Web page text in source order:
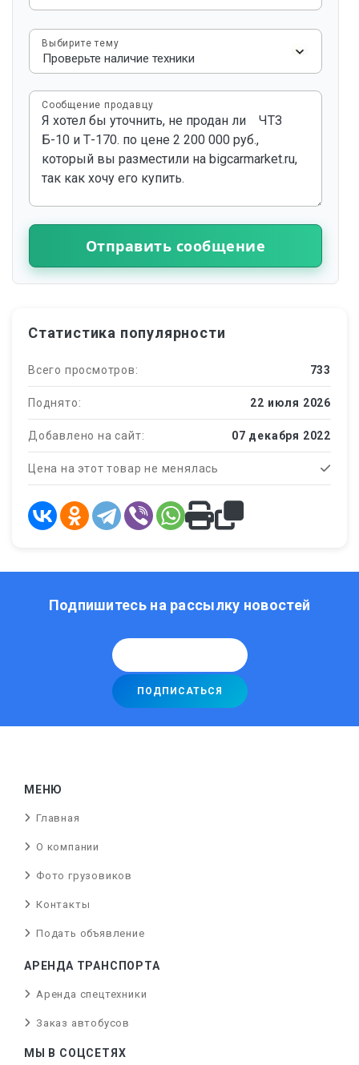
Выбирите тему
Сообщение продавцу
Отправить сообщение
Статистика популярности
Всего просмотров: 733
Поднято: 22 июля 2026
Добавлено на сайт: 07 декабря 2022
Цена на этот товар не менялась
Подпишитесь на рассылку новостей
МЕНЮ
Главная
О компании
Фото грузовиков
Контакты
Подать объявление
АРЕНДА ТРАНСПОРТА
Аренда спецтехники
Заказ автобусов
МЫ В СОЦСЕТЯХ